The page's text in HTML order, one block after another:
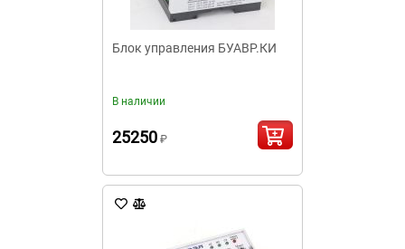
Блок управления БУАВР.КИ
В наличии
25250 ₽